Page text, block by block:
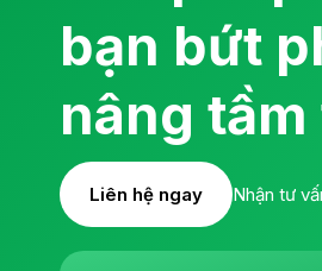
bạn bứt
nâng
Liên hệ ngay Nhận tư